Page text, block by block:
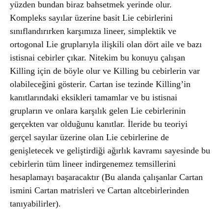
yüzden bundan biraz bahsetmek yerinde olur.
Kompleks sayılar üzerine basit Lie cebirlerini
sınıflandırırken karşımıza lineer, simplektik ve
ortogonal Lie gruplarıyla ilişkili olan dört aile ve bazı
istisnai cebirler çıkar. Nitekim bu konuyu çalışan
Killing için de böyle olur ve Killing bu cebirlerin var
olabileceğini gösterir. Cartan ise tezinde Killing’in
kanıtlarındaki eksikleri tamamlar ve bu istisnai
grupların ve onlara karşılık gelen Lie cebirlerinin
gerçekten var olduğunu kanıtlar. İleride bu teoriyi
gerçel sayılar üzerine olan Lie cebirlerine de
genişletecek ve geliştirdiği ağırlık kavramı sayesinde bu
cebirlerin tüm lineer indirgenemez temsillerini
hesaplamayı başaracaktır (Bu alanda çalışanlar Cartan
ismini Cartan matrisleri ve Cartan altcebirlerinden
tanıyabilirler).